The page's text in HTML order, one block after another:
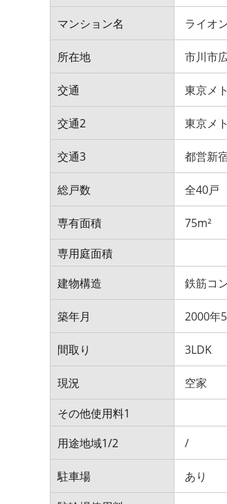
マンション名 ライオ
所在地 市川市
交通 東京メ
交通2 東京メ
交通3 都営新
総戸数 全40戸
専有面積 75m²
専用庭面積
建物構造
鉄筋コ
築年月 2000年
間取り 3LDK
現況 空家
その他使用料1
用途地域1/2
/
駐車場 あり